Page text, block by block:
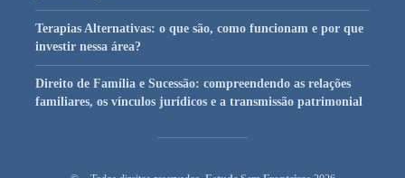
Terapias Alternativas: o que são, como funcionam e por que
investir nessa área?
Direito de Família e Sucessão: compreendendo as relações
familiares, os vínculos jurídicos e a transmissão patrimonial